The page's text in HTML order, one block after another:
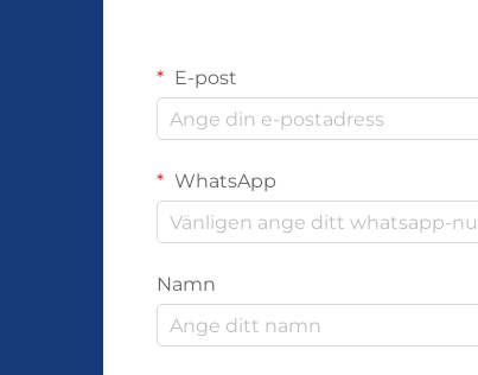
E-post
WhatsApp
Namn